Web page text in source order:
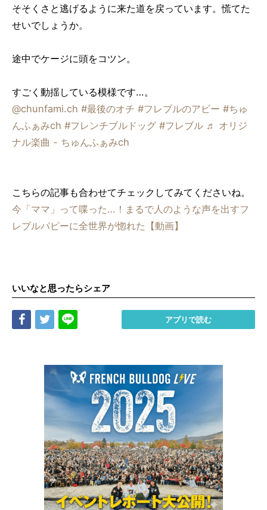
そそくさと逃げるように来た道を戻っています。慌てた
せいでしょうか。
途中でケージに頭をコツン。
すごく動揺している模様です…。
@chunfami.ch #最後のオチ #フレブルのアビー #ちゅ
んふぁみch #フレンチブルドッグ #フレブル ♬ オリジ
ナル楽曲 - ちゅんふぁみch
こちらの記事も合わせてチェックしてみてくださいね。
今「ママ」って喋った…！まるで人のような声を出すフ
レブルパピーに全世界が惚れた【動画】
いいなと思ったらシェア
Share Tweet アプリで読む